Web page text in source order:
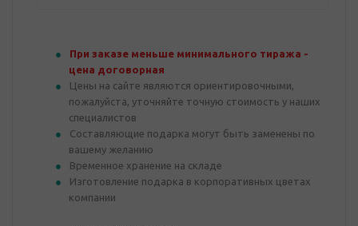
При заказе меньше минимального тиража -
цена договорная
Цены на сайте являются ориентировочными,
пожалуйста, уточняйте точную стоимость у наших
специалистов
Составляющие подарка могут быть заменены по
вашему желанию
Временное хранение на складе
Изготовление подарка в корпоративных цветах
компании